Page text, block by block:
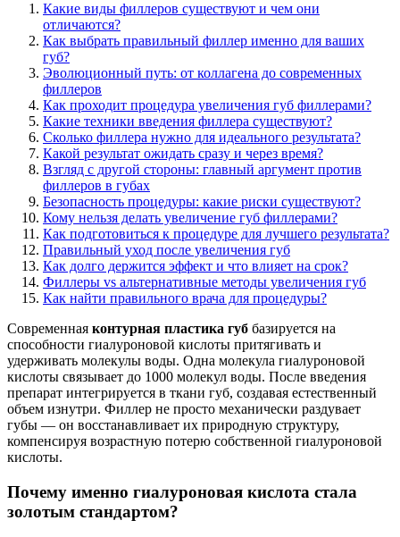
Какие виды филлеров существуют и чем они
отличаются?
Как выбрать правильный филлер именно для ваших
губ?
Эволюционный путь: от коллагена до современных
филлеров
Как проходит процедура увеличения губ филлерами?
Какие техники введения филлера существуют?
Сколько филлера нужно для идеального результата?
Какой результат ожидать сразу и через время?
Взгляд с другой стороны: главный аргумент против
филлеров в губах
Безопасность процедуры: какие риски существуют?
Кому нельзя делать увеличение губ филлерами?
Как подготовиться к процедуре для лучшего результата?
Правильный уход после увеличения губ
Как долго держится эффект и что влияет на срок?
Филлеры vs альтернативные методы увеличения губ
Как найти правильного врача для процедуры?
Современная контурная пластика губ базируется на
способности гиалуроновой кислоты притягивать и
удерживать молекулы воды. Одна молекула гиалуроновой
кислоты связывает до 1000 молекул воды. После введения
препарат интегрируется в ткани губ, создавая естественный
объем изнутри. Филлер не просто механически раздувает
губы — он восстанавливает их природную структуру,
компенсируя возрастную потерю собственной гиалуроновой
кислоты.
Почему именно гиалуроновая кислота стала
золотым стандартом?